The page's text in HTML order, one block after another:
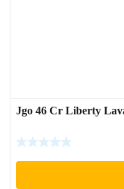
Jgo 46 Cr Liberty